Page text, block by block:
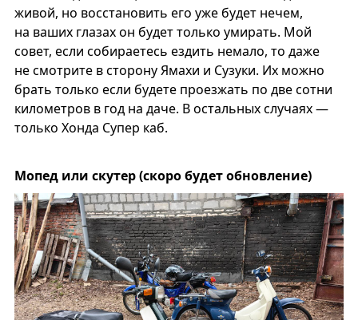
живой, но восстановить его уже будет нечем,
на ваших глазах он будет только умирать. Мой
совет, если собираетесь ездить немало, то даже
не смотрите в сторону Ямахи и Сузуки. Их можно
брать только если будете проезжать по две сотни
километров в год на даче. В остальных случаях —
только Хонда Супер каб.
Мопед или скутер (скоро будет обновление)